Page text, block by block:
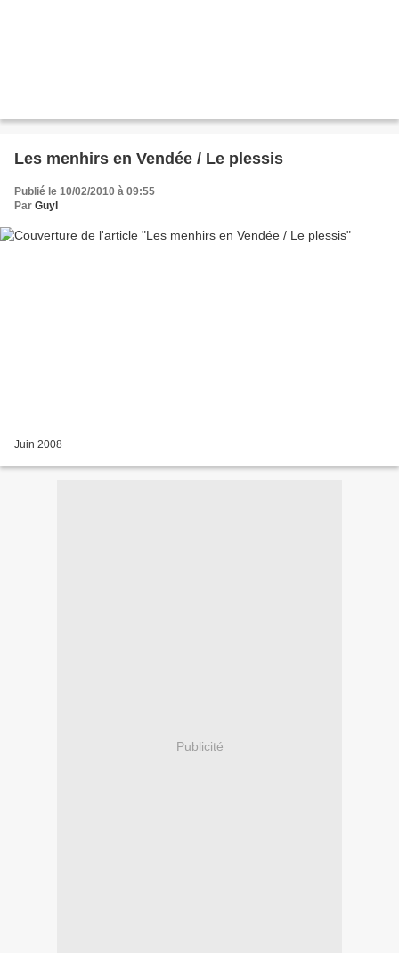
Les menhirs en Vendée / Le plessis
Publié le 10/02/2010 à 09:55
Par Guyl
Juin 2008
Publicité